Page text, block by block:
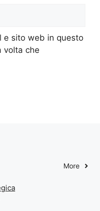
e sito web in questo
volta che
More